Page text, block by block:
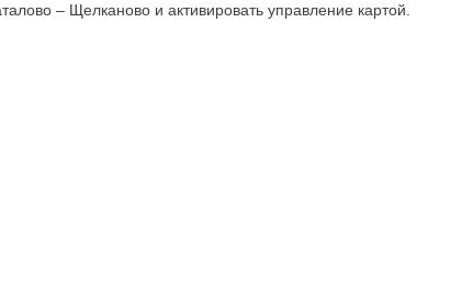
– Щелканово и активировать управление картой.